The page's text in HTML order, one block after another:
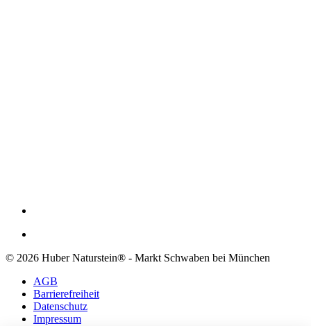
© 2026 Huber Naturstein® - Markt Schwaben bei München
AGB
Barrierefreiheit
Datenschutz
Impressum